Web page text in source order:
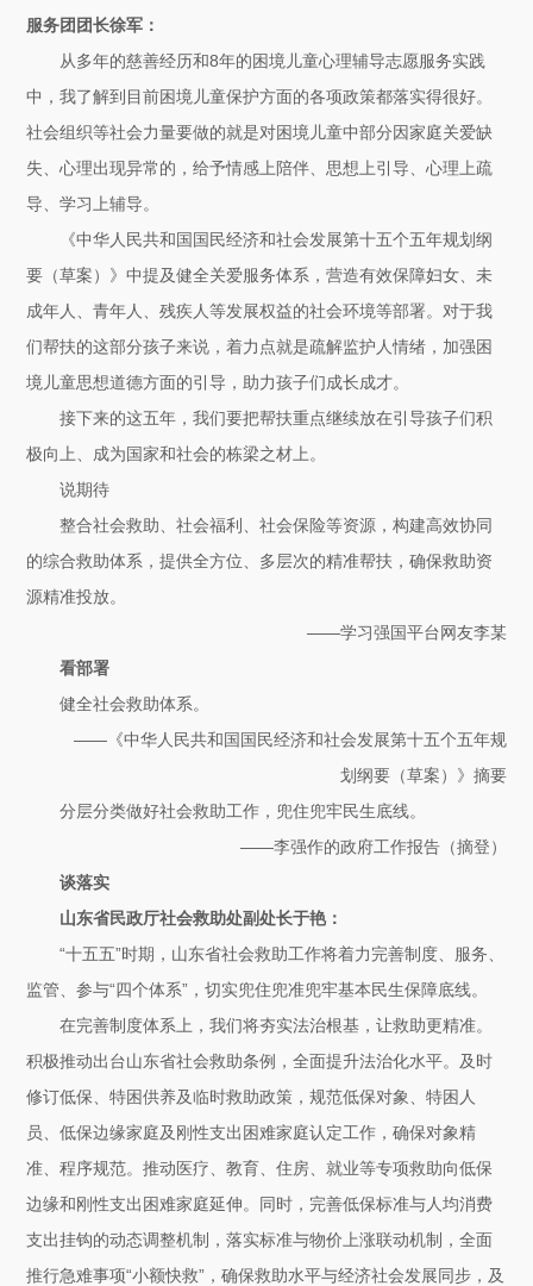
服务团团长徐军：
从多年的慈善经历和8年的困境儿童心理辅导志愿服务实践
中，我了解到目前困境儿童保护方面的各项政策都落实得很好。
社会组织等社会力量要做的就是对困境儿童中部分因家庭关爱缺
失、心理出现异常的，给予情感上陪伴、思想上引导、心理上疏
导、学习上辅导。
《中华人民共和国国民经济和社会发展第十五个五年规划纲
要（草案）》中提及健全关爱服务体系，营造有效保障妇女、未
成年人、青年人、残疾人等发展权益的社会环境等部署。对于我
们帮扶的这部分孩子来说，着力点就是疏解监护人情绪，加强困
境儿童思想道德方面的引导，助力孩子们成长成才。
接下来的这五年，我们要把帮扶重点继续放在引导孩子们积
极向上、成为国家和社会的栋梁之材上。
说期待
整合社会救助、社会福利、社会保险等资源，构建高效协同
的综合救助体系，提供全方位、多层次的精准帮扶，确保救助资
源精准投放。
——学习强国平台网友李某
看部署
健全社会救助体系。
——《中华人民共和国国民经济和社会发展第十五个五年规
划纲要（草案）》摘要
分层分类做好社会救助工作，兜住兜牢民生底线。
——李强作的政府工作报告（摘登）
谈落实
山东省民政厅社会救助处副处长于艳：
“十五五”时期，山东省社会救助工作将着力完善制度、服务、
监管、参与“四个体系”，切实兜住兜准兜牢基本民生保障底线。
在完善制度体系上，我们将夯实法治根基，让救助更精准。
积极推动出台山东省社会救助条例，全面提升法治化水平。及时
修订低保、特困供养及临时救助政策，规范低保对象、特困人
员、低保边缘家庭及刚性支出困难家庭认定工作，确保对象精
准、程序规范。推动医疗、教育、住房、就业等专项救助向低保
边缘和刚性支出困难家庭延伸。同时，完善低保标准与人均消费
支出挂钩的动态调整机制，落实标准与物价上涨联动机制，全面
推行急难事项“小额快救”，确保救助水平与经济社会发展同步，及